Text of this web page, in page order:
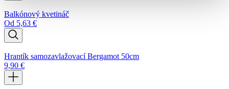
Balkónový kvetináč
Od 5,63 €
Hrantík samozavlažovací Bergamot 50cm
9,90 €